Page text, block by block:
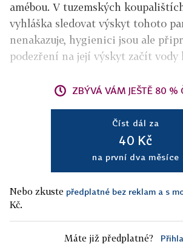
amébou. V tuzemských
vyhláška sledovat výskyt tohoto
nenakazuje, hygienici jsou ale
podezření na její výskyt začít
ZBÝVÁ VÁM JEŠTĚ 80 %
Číst dál za
40 Kč
na první dva měsíce
Nebo zkuste předplatné bez reklam a s
Kč.
Máte již předplatné?